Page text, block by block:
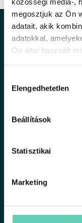
megosztjuk az Ön
adatait, akik
adatokkal,
Ön által használt
kiválasztása
Elengedhetetlen
Beállítások
Statisztikai
Marketing
1191